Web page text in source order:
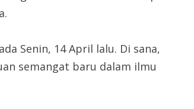
Senin, 14 April lalu. Di sana,
semangat baru dalam ilmu